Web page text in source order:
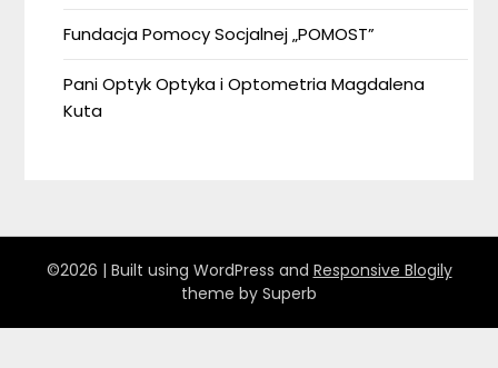
Fundacja Pomocy Socjalnej „POMOST”
Pani Optyk Optyka i Optometria Magdalena
Kuta
©2026 | Built using WordPress and Responsive Blogily
theme by Superb